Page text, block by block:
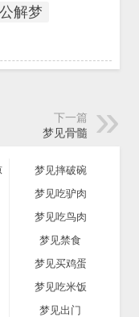
解梦
下一篇
梦见骨髓
梦见摔破碗
梦见吃驴肉
梦见吃鸟肉
梦见禁食
梦见买鸡蛋
梦见吃米饭
梦见出门